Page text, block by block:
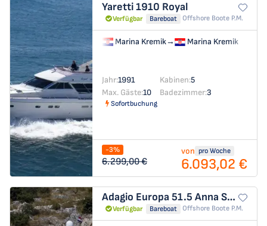
Yaretti 1910 Royal
Verfügbar Bareboat Offshore Boote P.m.
Marina Kremik→ Marina Kremik
Jahr:1991 Kabinen:5
Max. Gäste:10 Badezimmer:3
Sofortbuchung
-3%
6.299,00 €
von pro Woche
6.093,02 €
Adagio Europa 51.5 Anna Sophie
Verfügbar Bareboat Offshore Boote P.m.